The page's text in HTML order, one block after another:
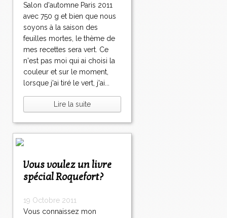
Salon d'automne Paris 2011
avec 750 g et bien que nous
soyons à la saison des
feuilles mortes, le thème de
mes recettes sera vert. Ce
n'est pas moi qui ai choisi la
couleur et sur le moment,
lorsque j'ai tiré le vert, j'ai...
Lire la suite
Vous voulez un livre
spécial Roquefort?
19 Octobre 2011
Vous connaissez mon